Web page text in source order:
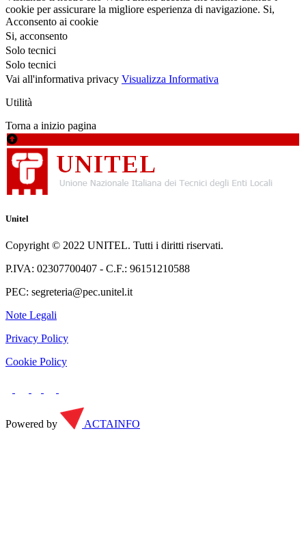
cookie per assicurare la migliore esperienza di navigazione. Si,
Acconsento ai cookie
Si, acconsento
Solo tecnici
Solo tecnici
Vai all'informativa privacy Visualizza Informativa
Utilità
Torna a inizio pagina
Unitel
Copyright © 2022 UNITEL. Tutti i diritti riservati.
P.IVA: 02307700407 - C.F.: 96151210588
PEC: segreteria@pec.unitel.it
Note Legali
Privacy Policy
Cookie Policy
Powered by ACTAINFO